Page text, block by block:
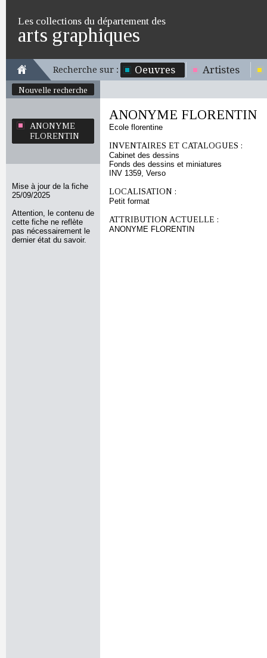
Les collections du département des
arts graphiques
Recherche sur : Oeuvres Artistes
Nouvelle recherche
ANONYME
FLORENTIN
Mise à jour de la fiche
25/09/2025
Attention, le contenu de
cette fiche ne reflète
pas nécessairement le
dernier état du savoir.
ANONYME FLORENTIN
Ecole florentine
INVENTAIRES ET CATALOGUES :
Cabinet des dessins
Fonds des dessins et miniatures
INV 1359, Verso
LOCALISATION :
Petit format
ATTRIBUTION ACTUELLE :
ANONYME FLORENTIN